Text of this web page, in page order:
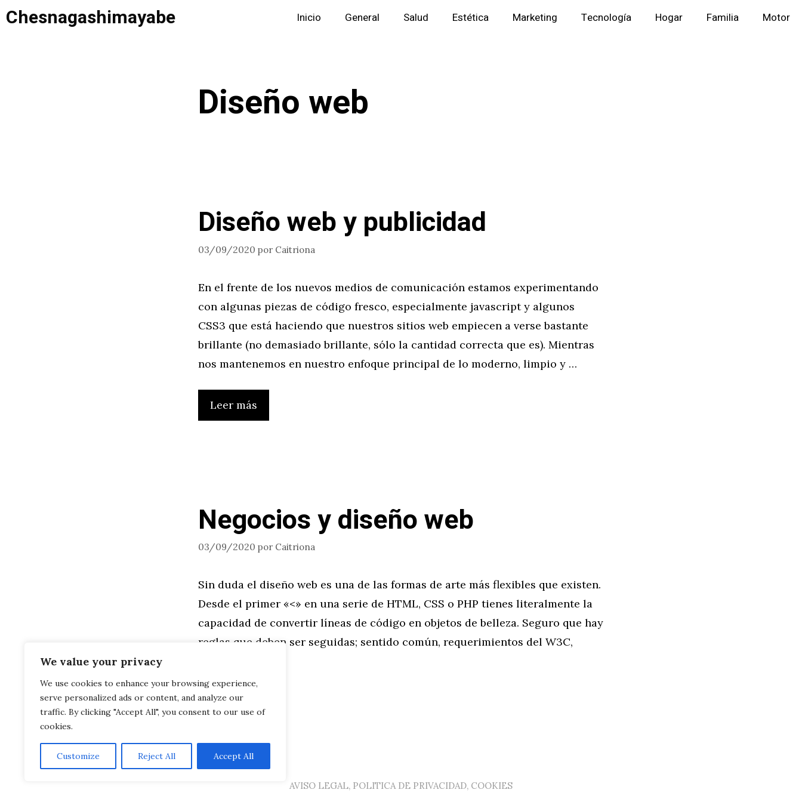
We value your privacy
We use cookies to enhance your browsing experience,
serve personalized ads or content, and analyze our
traffic. By clicking "Accept All", you consent to our use of
cookies.
Customize Reject All Accept All
Saltar
Chesnagashimayabe Inicio General Salud Estética Marketing Tecnología Hogar Familia Motor
Diseño web
Diseño web y publicidad
03/09/2020 por Caitriona
En el frente de los nuevos medios de comunicación estamos experimentando
con algunas piezas de código fresco, especialmente javascript y algunos
CSS3 que está haciendo que nuestros sitios web empiecen a verse bastante
brillante (no demasiado brillante, sólo la cantidad correcta que es). Mientras
nos mantenemos en nuestro enfoque principal de lo moderno, limpio y …
Leer más
Negocios y diseño web
03/09/2020 por Caitriona
Sin duda el diseño web es una de las formas de arte más flexibles que existen.
Desde el primer «<» en una serie de HTML, CSS o PHP tienes literalmente la
capacidad de convertir líneas de código en objetos de belleza. Seguro que hay
reglas que deben ser seguidas; sentido común, requerimientos del W3C,
Leer más
AVISO LEGAL, POLITICA DE PRIVACIDAD, COOKIES